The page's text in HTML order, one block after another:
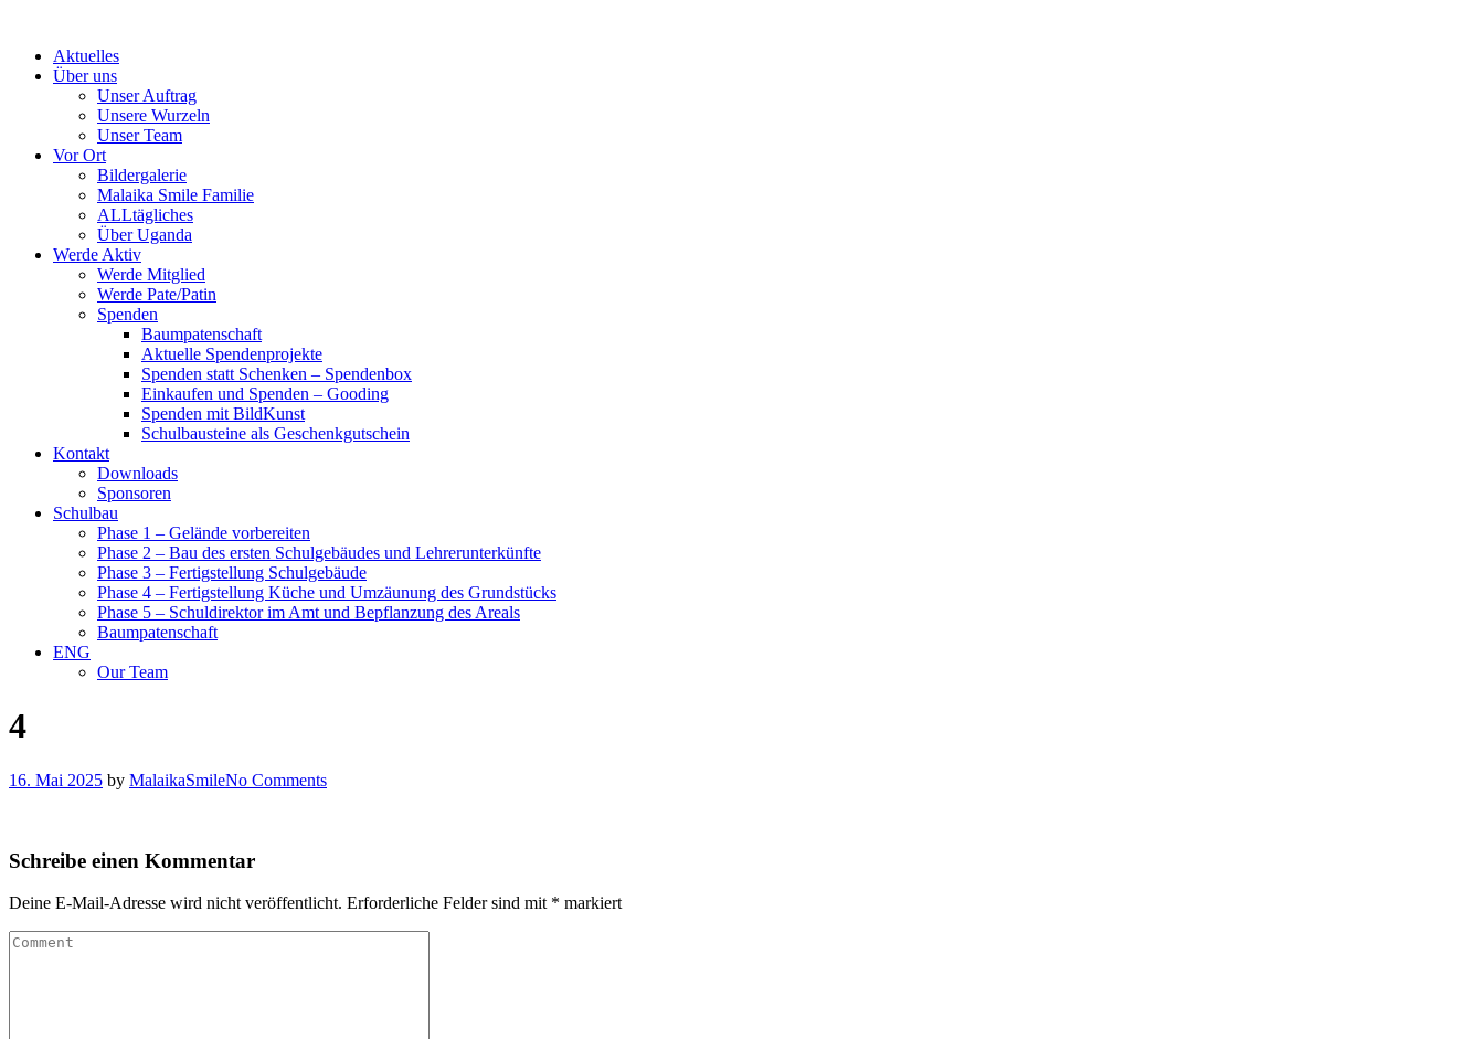
contentAktuelles
Über uns
Unser Auftrag
Unsere Wurzeln
Unser Team
Vor Ort
Bildergalerie
Malaika Smile Familie
ALLtägliches
Über Uganda
Werde Aktiv
Werde Mitglied
Werde Pate/Patin
Spenden
Baumpatenschaft
Aktuelle Spendenprojekte
Spenden statt Schenken – Spendenbox
Einkaufen und Spenden – Gooding
Spenden mit BildKunst
Schulbausteine als Geschenkgutschein
Kontakt
Downloads
Sponsoren
Schulbau
Phase 1 – Gelände vorbereiten
Phase 2 – Bau des ersten Schulgebäudes und Lehrerunterkünfte
Phase 3 – Fertigstellung Schulgebäude
Phase 4 – Fertigstellung Küche und Umzäunung des Grundstücks
Phase 5 – Schuldirektor im Amt und Bepflanzung des Areals
Baumpatenschaft
ENG
Our Team
4
16. Mai 2025 by MalaikaSmileNo Comments
Schreibe einen Kommentar
Deine E-Mail-Adresse wird nicht veröffentlicht. Erforderliche Felder sind mit * markiert